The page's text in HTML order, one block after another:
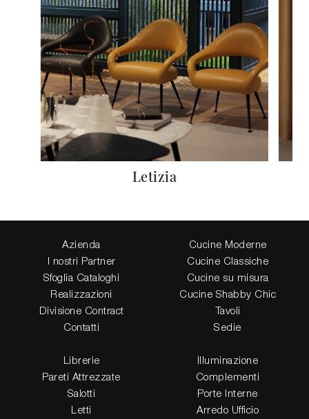
Letizia
Azienda
I nostri Partner
Sfoglia Cataloghi
Realizzazioni
Divisione Contract
Contatti
Cucine Moderne
Cucine Classiche
Cucine su misura
Cucine Shabby Chic
Tavoli
Sedie
Librerie
Pareti Attrezzate
Salotti
Letti
Illuminazione
Complementi
Porte Interne
Arredo Ufficio